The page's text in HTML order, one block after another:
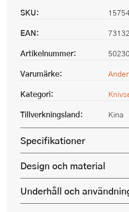
SKU:
EAN:
Artikelnummer:
Varumärke:
Kategori:
Tillverkningsland:
Kina
Specifikationer
Design och material
Underhåll och